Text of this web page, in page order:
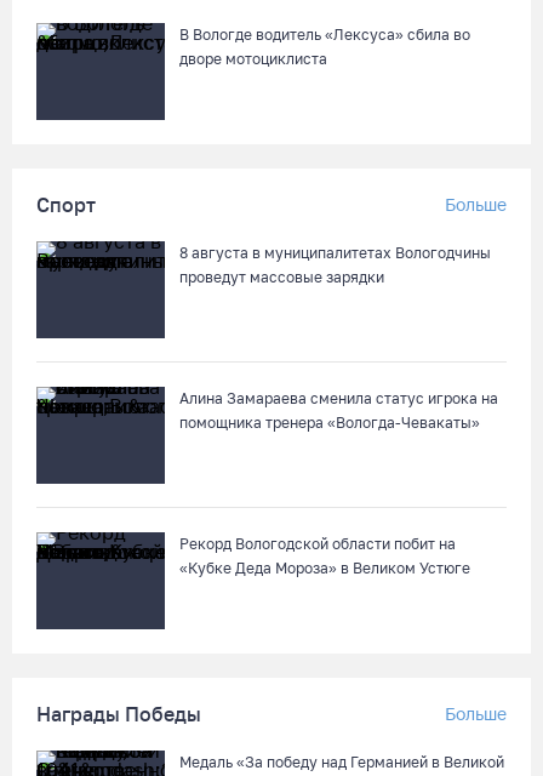
В Вологде водитель «Лексуса» сбила во
дворе мотоциклиста
Спорт Больше
8 августа в муниципалитетах Вологодчины
проведут массовые зарядки
Алина Замараева сменила статус игрока на
помощника тренера «Вологда-Чевакаты»
Рекорд Вологодской области побит на
«Кубке Деда Мороза» в Великом Устюге
Награды Победы Больше
Медаль «За победу над Германией в Великой